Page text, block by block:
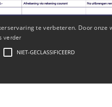
te verbeteren. Door
verder
NIET-GECLASSIFICEERD